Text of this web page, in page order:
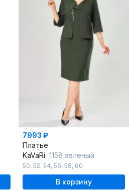
7993 ₽
Платье
KaVaRi 1158 зеленый
50, 52, 54, 56, 58, 60
В корзину